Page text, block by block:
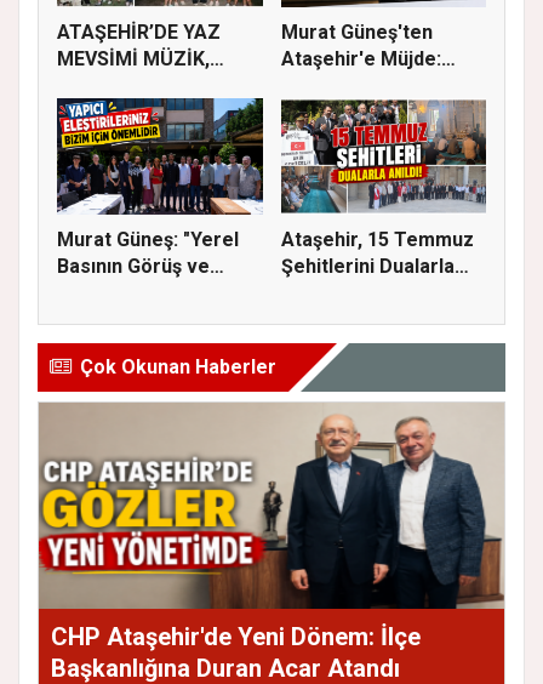
ATAŞEHİR’DE YAZ
MEVSİMİ MÜZİK,
Murat Güneş'ten
Ataşehir'e Müjde:
Murat Güneş: "Yerel
Basının Görüş ve
Ataşehir, 15 Temmuz
Şehitlerini Dualarla
Çok Okunan Haberler
CHP Ataşehir'de Yeni Dönem: İlçe
Başkanlığına Duran Acar Atandı